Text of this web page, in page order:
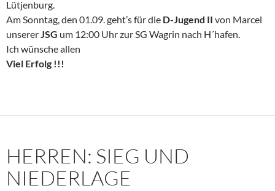
Lütjenburg.
Am Sonntag, den 01.09. geht’s für die D- Jugend II von Marcel
unserer JSG um 12:00 Uhr zur SG Wagrin nach H´hafen.
Ich wünsche allen
Viel Erfolg !!!
HERREN: SIEG UND
NIEDERLAGE